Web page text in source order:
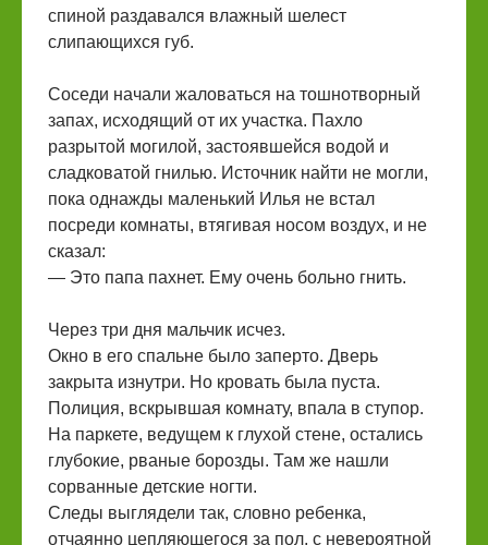
спиной раздавался влажный шелест
слипающихся губ.
Соседи начали жаловаться на тошнотворный
запах, исходящий от их участка. Пахло
разрытой могилой, застоявшейся водой и
сладковатой гнилью. Источник найти не могли,
пока однажды маленький Илья не встал
посреди комнаты, втягивая носом воздух, и не
сказал:
— Это папа пахнет. Ему очень больно гнить.
Через три дня мальчик исчез.
Окно в его спальне было заперто. Дверь
закрыта изнутри. Но кровать была пуста.
Полиция, вскрывшая комнату, впала в ступор.
На паркете, ведущем к глухой стене, остались
глубокие, рваные борозды. Там же нашли
сорванные детские ногти.
Следы выглядели так, словно ребенка,
отчаянно цепляющегося за пол, с невероятной